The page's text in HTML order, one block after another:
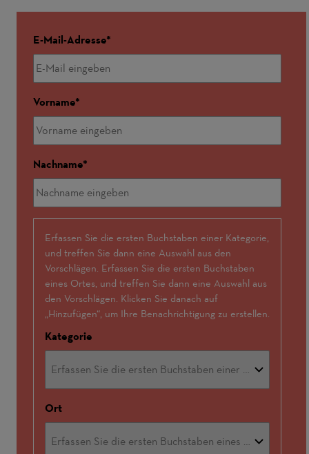
E-Mail-Adresse
Vorname
Nachname
Interessensschwerpunkte
Erfassen Sie die ersten Buchstaben einer Kategorie,
und treffen Sie dann eine Auswahl aus den
Vorschlägen. Erfassen Sie die ersten Buchstaben
eines Ortes, und treffen Sie dann eine Auswahl aus
den Vorschlägen. Klicken Sie danach auf
„Hinzufügen“, um Ihre Benachrichtigung zu erstellen.
Kategorie
Ort